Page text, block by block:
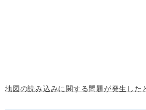
地図の読み込みに関する問題が発生した